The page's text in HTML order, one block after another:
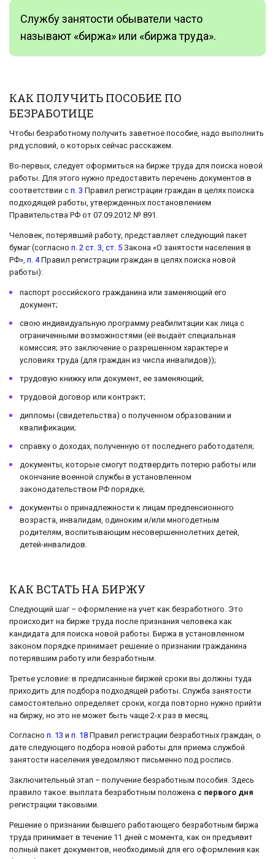
Службу занятости обыватели часто
называют «биржа» или «биржа труда».
КАК ПОЛУЧИТЬ ПОСОБИЕ ПО
БЕЗРАБОТИЦЕ
Чтобы безработному получить заветное пособие, надо выполнить
ряд условий, о которых сейчас расскажем.
Во-первых, следует оформиться на бирже труда для поиска новой
работы. Для этого нужно предоставить перечень документов в
соответствии с п. 3 Правил регистрации граждан в целях поиска
подходящей работы, утвержденных постановлением
Правительства РФ от 07.09.2012 № 891.
Человек, потерявший работу, представляет следующий пакет
бумаг (согласно п. 2 ст. 3 ст. 5 Закона «О занятости населения в
РФ», п. 4Правил регистрации граждан в целях поиска новой
работы):
паспорт российского гражданина или заменяющий его
документ;
свою индивидуальную программу реабилитации как лица с
ограниченными возможностями (её выдаёт специальная
комиссия; это заключение о разрешенном характере и
условиях труда (для граждан из числа инвалидов));
трудовую книжку или документ, ее заменяющий;
трудовой договор или контракт;
дипломы (свидетельства) о полученном образовании и
квалификации;
справку о доходах, полученную от последнего работодателя;
документы, которые смогут подтвердить потерю работы или
окончание военной службы в установленном
законодательством РФ порядке;
документы о принадлежности к лицам предпенсионного
возраста, инвалидам, одиноким и/или многодетным
родителям, воспитывающим несовершеннолетних детей,
детей-инвалидов.
КАК ВСТАТЬ НА БИРЖУ
Следующий шаг – оформление на учет как безработного. Это
происходит на бирже труда после признания человека как
кандидата для поиска новой работы. Биржа в установленном
законом порядке принимает решение о признании гражданина
потерявшим работу или безработным.
Третье условие: в предписанные биржей сроки вы должны туда
приходить для подбора подходящей работы. Служба занятости
самостоятельно определяет сроки, когда повторно нужно прийти
на биржу, но это не может быть чаще 2-х раз в месяц.
Согласно п. 13 и п. 18 Правил регистрации безработных граждан, о
дате следующего подбора новой работы для приема службой
занятости населения уведомляют письменно под роспись.
Заключительный этап – получение безработным пособия. Здесь
правило такое: выплата безработным положена с первого дня
регистрации таковыми.
Решение о признании бывшего работающего безработным биржа
труда принимает в течение 11 дней с момента, как он предъявит
полный пакет документов, необходимый для его оформления как